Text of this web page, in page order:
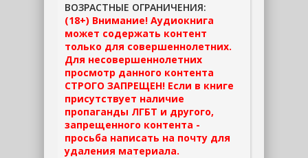
ВОЗРАСТНЫЕ ОГРАНИЧЕНИЯ:
(18+) Внимание! Аудиокнига
может содержать контент
только для совершеннолетних.
Для несовершеннолетних
просмотр данного контента
СТРОГО ЗАПРЕЩЕН! Если в книге
присутствует наличие
пропаганды ЛГБТ и другого,
запрещенного контента -
просьба написать на почту для
удаления материала.